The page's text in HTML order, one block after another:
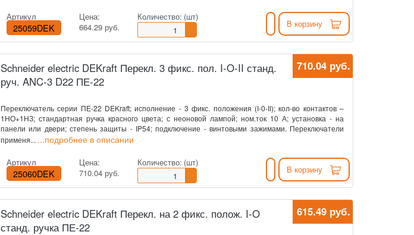
Артикул
25059DEK
Цена:
664.29 руб.
Количество: (шт)
В корзину
710.04 руб.
Schneider electric DEKraft Перекл. 3 фикс. пол. I-O-II станд.
руч. ANC-3 D22 ПЕ-22
Переключатель серии ПЕ-22 DEKraft; исполнение - 3 фикс. положения (I-0-II); кол-во контактов –
1НО+1НЗ; стандартная ручка красного цвета; с неоновой лампой; ном.ток 10 А; установка - на
панели или двери; степень защиты - IP54; подключение - винтовыми зажимами. Переключатели
применя... ...подробнее в описании
Артикул
25060DEK
Цена:
710.04 руб.
Количество: (шт)
В корзину
615.49 руб.
Schneider electric DEKraft Перекл. на 2 фикс. полож. I-O
станд. ручка ПЕ-22